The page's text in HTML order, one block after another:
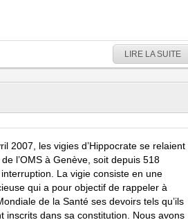
LIRE LA SUITE
2007, les vigies d’Hippocrate se relaient
l’OMS à Genève, soit depuis 518
La vigie consiste en une
qui a pour objectif de rappeler à
de la Santé ses devoirs tels qu’ils
inscrits dans sa constitution. Nous avons